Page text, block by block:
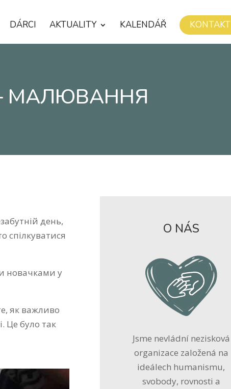
DÁRCI AKTUALITY KALENDÁŘ KONTAKT
МАЛЮВАННЯ
день,
спілкуватися
новачками у
як важливо
Це було так
O NÁS
Jsme nevládní nezisková
organizace založená na
ideálech humanismu,
svobody, rovnosti a